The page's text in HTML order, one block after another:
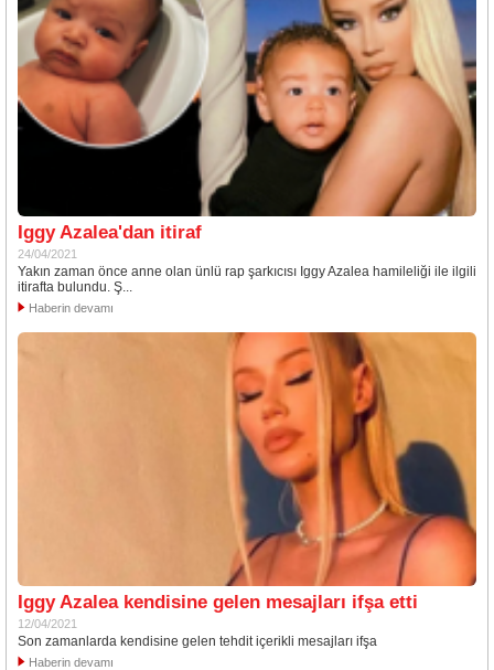
Iggy Azalea'dan itiraf
24/04/2021
Yakın zaman önce anne olan ünlü rap şarkıcısı Iggy Azalea hamileliği ile ilgili
itirafta bulundu. Ş...
Haberin devamı
Iggy Azalea kendisine gelen mesajları ifşa etti
12/04/2021
Son zamanlarda kendisine gelen tehdit içerikli mesajları ifşa
Haberin devamı